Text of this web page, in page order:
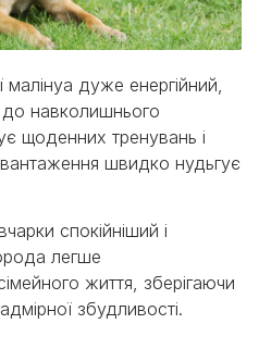
малінуа дуже енергійний,
навколишнього
щоденних тренувань і
швидко нудьгує
спокійніший і
легше
життя, зберігаючи
збудливості.